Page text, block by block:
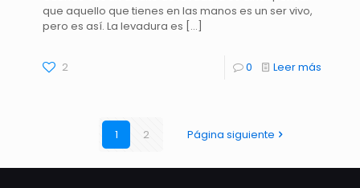
que aquello que tienes en las manos es un ser vivo,
pero es así. La levadura es […]
2 0 Leer más
1 2 Página siguiente